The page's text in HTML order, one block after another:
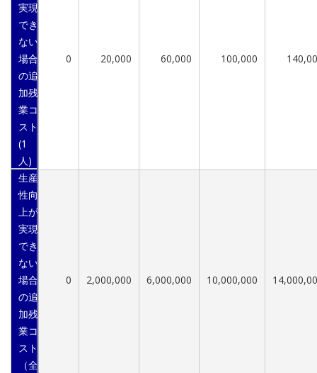
実現
でき
ない
場合
の追
加残
業コ
スト
(1
人)
0 20,000 60,000 100,000
生産
性向
上が
実現
でき
ない
場合
の追
加残
業コ
スト
（全
0 2,000,000 6,000,000 10,000,000